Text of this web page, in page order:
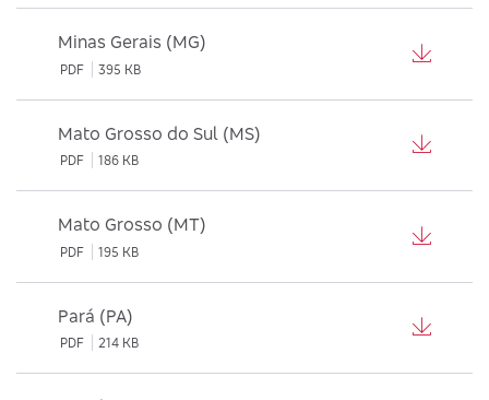
Minas Gerais (MG)
PDF 395 KB
Mato Grosso do Sul (MS)
PDF 186 KB
Mato Grosso (MT)
PDF 195 KB
Pará (PA)
PDF 214 KB